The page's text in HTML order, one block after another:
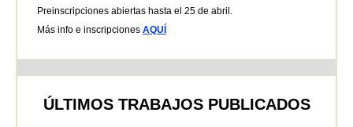
Preinscripciones abiertas hasta el 25 de abril.
Más info e inscripciones AQUÍ
ÚLTIMOS TRABAJOS PUBLICADOS